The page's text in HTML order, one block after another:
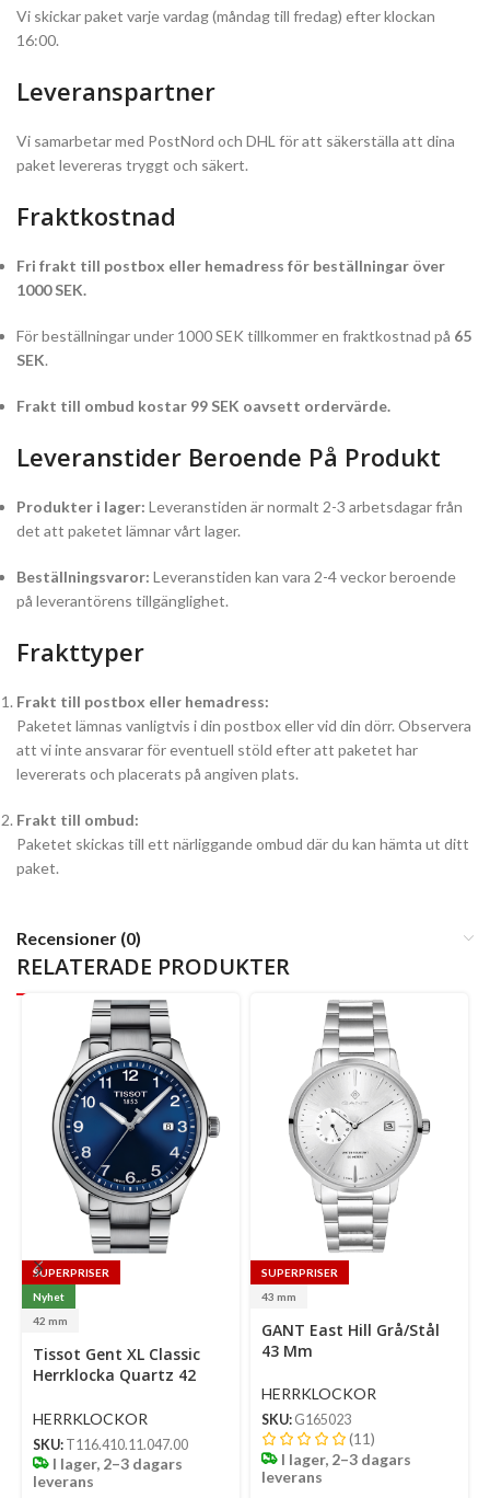
Vi skickar paket varje vardag (måndag till fredag) efter klockan
16:00.
Leveranspartner
Vi samarbetar med PostNord och DHL för att säkerställa att dina
paket levereras tryggt och säkert.
Fraktkostnad
Fri frakt till postbox eller hemadress för beställningar över
1000 SEK.
För beställningar under 1000 SEK tillkommer en fraktkostnad på 65
SEK.
Frakt till ombud kostar 99 SEK oavsett ordervärde.
Leveranstider Beroende På Produkt
Produkter i lager: Leveranstiden är normalt 2-3 arbetsdagar från
det att paketet lämnar vårt lager.
Beställningsvaror: Leveranstiden kan vara 2-4 veckor beroende
på leverantörens tillgänglighet.
Frakttyper
Frakt till postbox eller hemadress:
Paketet lämnas vanligtvis i din postbox eller vid din dörr. Observera
att vi inte ansvarar för eventuell stöld efter att paketet har
levererats och placerats på angiven plats.
Frakt till ombud:
Paketet skickas till ett närliggande ombud där du kan hämta ut ditt
paket.
Recensioner (0)
RELATERADE PRODUKTER
SUPERPRISER
Nyhet
42 mm
options
Tissot Gent XL Classic
Herrklocka Quartz 42
Silverfärgad Boett Och
Länk
HERRKLOCKOR
SKU: T116.410.11.047.00
I lager, 2–3 dagars
leverans
SUPERPRISER
43 mm
options
GANT East Hill Grå/Stål
43 Mm
HERRKLOCKOR
SKU: G165023
(11)
I lager, 2–3 dagars
leverans